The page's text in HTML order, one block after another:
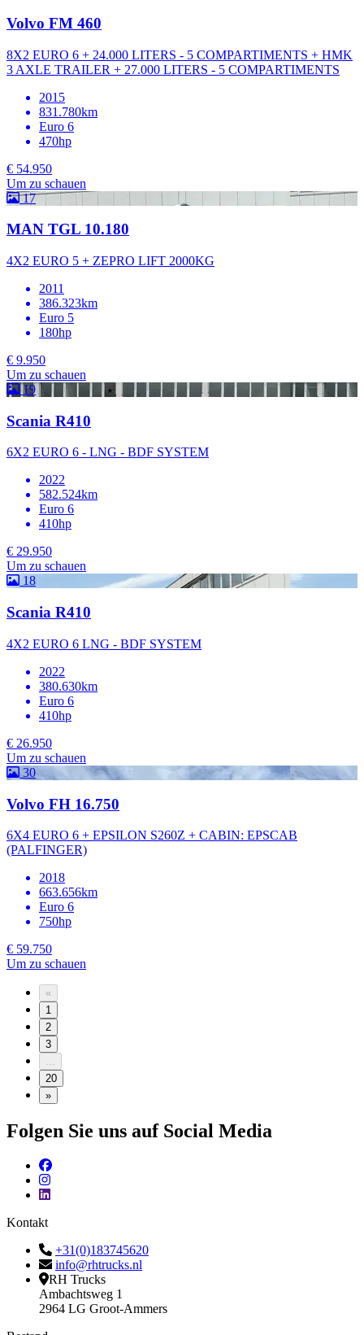
Volvo FM 460
8X2 EURO 6 + 24.000 LITERS - 5 COMPARTIMENTS + HMK
3 AXLE TRAILER + 27.000 LITERS - 5 COMPARTIMENTS
2015
831.780km
Euro 6
470hp
€ 54.950
Um zu schauen
17
MAN TGL 10.180
4X2 EURO 5 + ZEPRO LIFT 2000KG
2011
386.323km
Euro 5
180hp
€ 9.950
Um zu schauen
19
Scania R410
6X2 EURO 6 - LNG - BDF SYSTEM
2022
582.524km
Euro 6
410hp
€ 29.950
Um zu schauen
18
Scania R410
4X2 EURO 6 LNG - BDF SYSTEM
2022
380.630km
Euro 6
410hp
€ 26.950
Um zu schauen
30
Volvo FH 16.750
6X4 EURO 6 + EPSILON S260Z + CABIN: EPSCAB
(PALFINGER)
2018
663.656km
Euro 6
750hp
€ 59.750
Um zu schauen
«
1
2
3
...
20
»
Folgen Sie uns auf Social Media
Kontakt
+31(0)183745620
info@rhtrucks.nl
RH Trucks
Ambachtsweg 1
2964 LG Groot-Ammers